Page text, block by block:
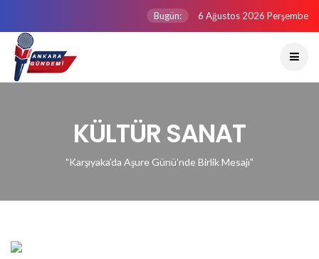
Bugün: 6 Ağustos 2026 Perşembe
KÜLTÜR SANAT
"Karşıyaka'da Aşure Günü'nde Birlik Mesajı"